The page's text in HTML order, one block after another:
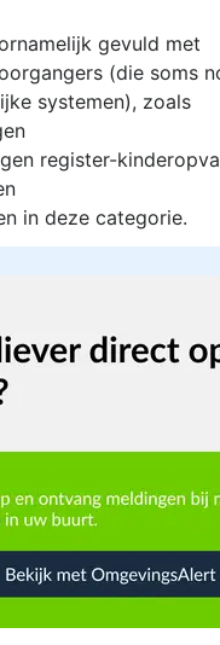
gevuld met
(die soms
systemen), zoals
register-
in deze categorie.